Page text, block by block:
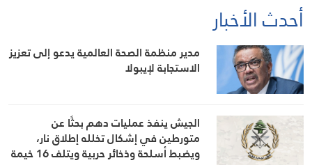
أحدث الأخبار
مدير منظمة الصحة العالمية يدعو إلى تعزيز
الاستجابة لإيبولا
الجيش ينفذ عمليات دهم بحثًا عن
متورطين في إشكال تخلله إطلاق نار،
ويضبط أسلحة وذخائر حربية ويتلف 16 خيمة